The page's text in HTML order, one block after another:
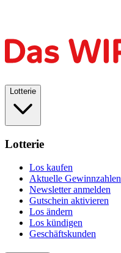
Lotterie
Lotterie
Los kaufen
Aktuelle Gewinnzahlen
Newsletter anmelden
Gutschein aktivieren
Los ändern
Los kündigen
Geschäftskunden